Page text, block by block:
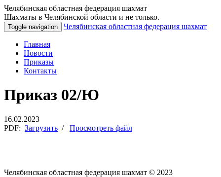
Челябинская областная федерация шахмат
Шахматы в Челябинской области и не только.
Toggle navigation Челябинская областная федерация шахмат
Главная
Новости
Приказы
Контакты
Приказ 02/Ю
16.02.2023
PDF: Загрузить / Просмотреть файл
Челябинская областная федерация шахмат © 2023